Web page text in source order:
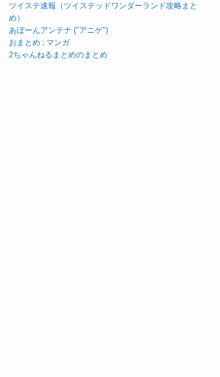
ツイステ速報（ツイステッドワンダーランド攻略まと
め）
あぼーんアンテナ ("アニゲ")
おまとめ : マンガ
2ちゃんねるまとめのまとめ